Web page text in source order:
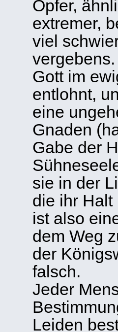
Opfer,
extremer,
viel
Gott im
entlohnt,
eine
Gnaden
Gabe der
sie in der
die ihr Halt
ist also
dem Weg
der
falsch.
Jeder
Leiden